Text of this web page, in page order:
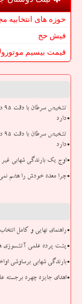
حوزه های انتخابیه
فیش حج
قیمت بیسیم
دارد
دارد
اوج یک بارندگی شهابی غیر
چرا معده خودش را هضم
راهنمای نهایی و کامل
پشت پرده علمی آتشسوزی
بارندگی شهابی برساوشی
اهدای جایزه چهره برجسته